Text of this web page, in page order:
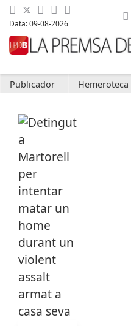
Data: 09-08-2026
Publicador Hemeroteca